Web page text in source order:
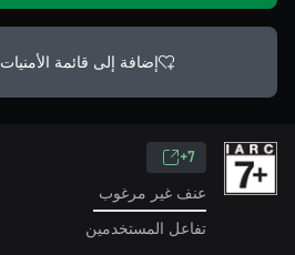
إضافة إلى قائمة الأمنيات
7+
عنف غير مرغوب
تفاعل المستخدمين